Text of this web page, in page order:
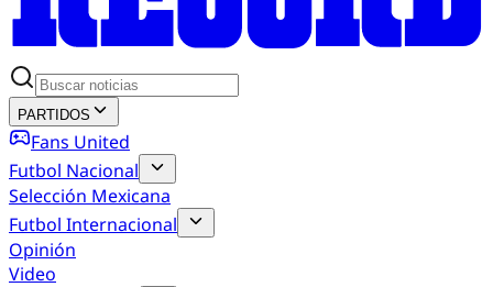
PARTIDOS
Fans United
Futbol Nacional
Selección Mexicana
Futbol Internacional
Opinión
Video